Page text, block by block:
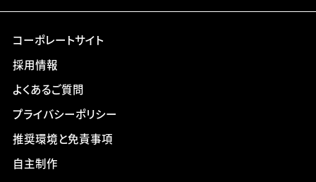
コーポレートサイト
採用情報
よくあるご質問
プライバシーポリシー
推奨環境と免責事項
自主制作